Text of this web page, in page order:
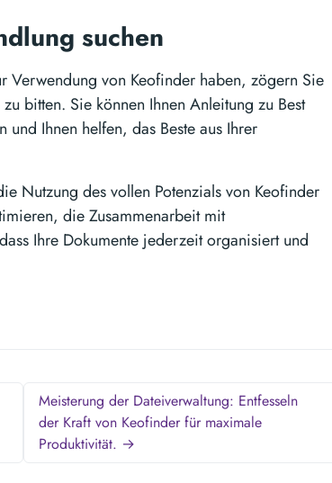
suchen
Verwendung von Keofinder haben, zögern Sie
bitten. Sie können Ihnen Anleitung zu Best
Ihnen helfen, das Beste aus Ihrer
Nutzung des vollen Potenzials von Keofinder
die Zusammenarbeit mit
Ihre Dokumente jederzeit organisiert und
Meisterung der Dateiverwaltung: Entfesseln
der Kraft von Keofinder für maximale
Produktivität. →